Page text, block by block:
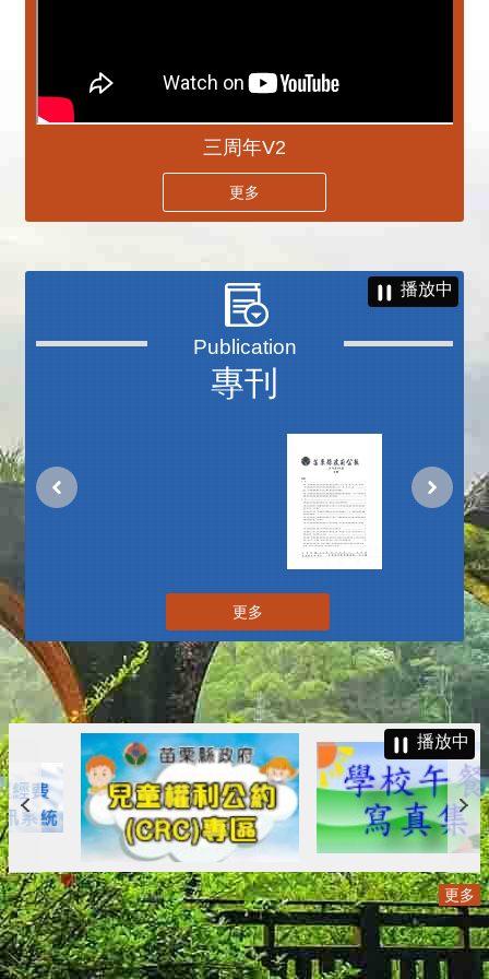
三周年V2
更多
專刊
播放中
更多
播放中
更多